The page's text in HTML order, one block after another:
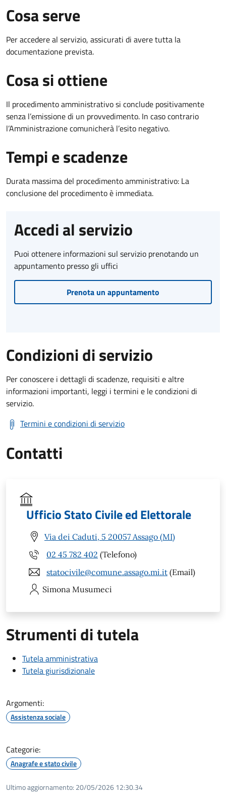
Cosa serve
Per accedere al servizio, assicurati di avere tutta la
documentazione prevista.
Cosa si ottiene
Il procedimento amministrativo si conclude positivamente
senza l’emissione di un provvedimento. In caso contrario
l’Amministrazione comunicherà l’esito negativo.
Tempi e scadenze
Durata massima del procedimento amministrativo: La
conclusione del procedimento è immediata.
Accedi al servizio
Puoi ottenere informazioni sul servizio prenotando un
appuntamento presso gli uffici
Prenota un appuntamento
Condizioni di servizio
Per conoscere i dettagli di scadenze, requisiti e altre
informazioni importanti, leggi i termini e le condizioni di
servizio.
Termini e condizioni di servizio
Contatti
Ufficio Stato Civile ed Elettorale
Via dei Caduti, 5 20057 Assago (MI)
02 45 782 402 (Telefono)
statocivile@comune.assago.mi.it (Email)
Simona Musumeci
Strumenti di tutela
Tutela amministrativa
Tutela giurisdizionale
Argomenti:
Assistenza sociale
Categorie:
Anagrafe e stato civile
Ultimo aggiornamento: 20/05/2026 12:30.34